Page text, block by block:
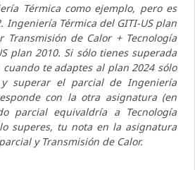
Térmica como ejemplo, pero es
Ingeniería Térmica del GITI-US plan
Transmisión de Calor + Tecnología
plan 2010. Si sólo tienes superada
cuando te adaptes al plan 2024 sólo
superar el parcial de Ingeniería
con la otra asignatura (en
parcial equivaldría a Tecnología
superes, tu nota en la asignatura
y Transmisión de Calor.